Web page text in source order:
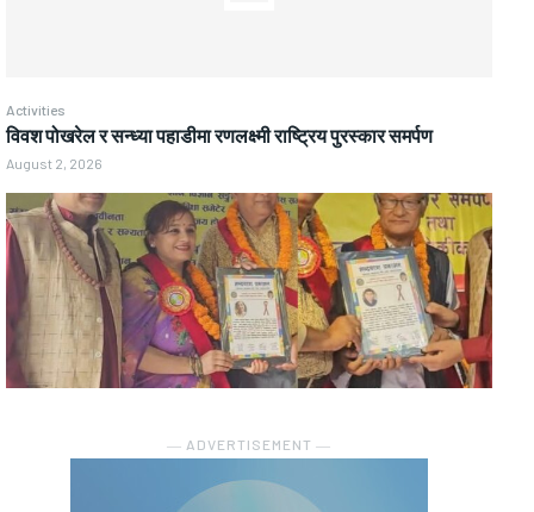
Activities
विवश पोखरेल र सन्ध्या पहाडीमा रणलक्ष्मी राष्ट्रिय पुरस्कार समर्पण
August 2, 2026
― ADVERTISEMENT ―